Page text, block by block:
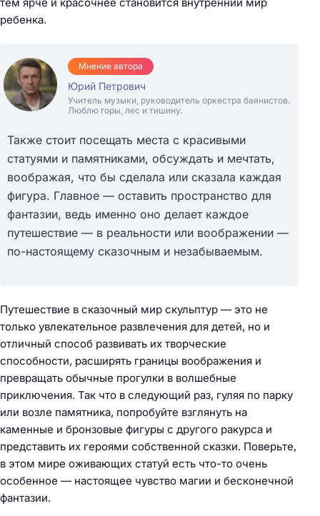
ребенка.
Мнение автора
Юрий Петрович
Учитель музыки, руководитель оркестра баянистов.
Люблю горы, лес и тишину.
Также стоит посещать места с красивыми
статуями и памятниками, обсуждать и мечтать,
воображая, что бы сделала или сказала каждая
фигура. Главное — оставить пространство для
фантазии, ведь именно оно делает каждое
путешествие — в реальности или воображении —
по-настоящему сказочным и незабываемым.
Путешествие в сказочный мир скульптур — это не
только увлекательное развлечения для детей, но и
отличный способ развивать их творческие
способности, расширять границы воображения и
превращать обычные прогулки в волшебные
приключения. Так что в следующий раз, гуляя по парку
или возле памятника, попробуйте взглянуть на
каменные и бронзовые фигуры с другого ракурса и
представить их героями собственной сказки. Поверьте,
в этом мире оживающих статуй есть что-то очень
особенное — настоящее чувство магии и бесконечной
фантазии.